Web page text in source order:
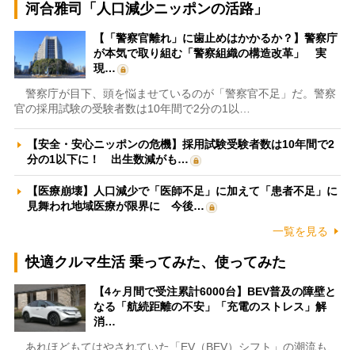
河合雅司「人口減少ニッポンの活路」
【「警察官離れ」に歯止めはかかるか？】警察庁
が本気で取り組む「警察組織の構造改革」 実
現…
警察庁が目下、頭を悩ませているのが「警察官不足」だ。警察
官の採用試験の受験者数は10年間で2分の1以…
【安全・安心ニッポンの危機】採用試験受験者数は10年間で2
分の1以下に！ 出生数減がも…
【医療崩壊】人口減少で「医師不足」に加えて「患者不足」に
見舞われ地域医療が限界に 今後…
一覧を見る
快適クルマ生活 乗ってみた、使ってみた
【4ヶ月間で受注累計6000台】BEV普及の障壁と
なる「航続距離の不安」「充電のストレス」解
消…
あれほどもてはやされていた「EV（BEV）シフト」の潮流も、